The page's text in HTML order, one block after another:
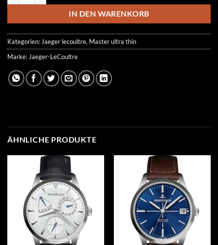
499.00 €269.00 €.
IN DEN WARENKORB
Kategorien: Jaeger lecoultre, Master ultra thin
Marke: Jaeger-LeCoultre
ÄHNLICHE PRODUKTE